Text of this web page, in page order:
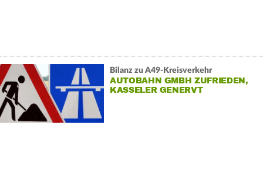
Bilanz zu A49-Kreisverkehr
AUTOBAHN GMBH ZUFRIEDEN,
KASSELER GENERVT